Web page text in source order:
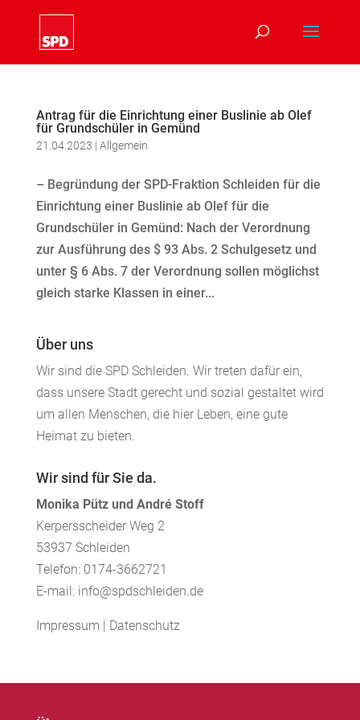
Antrag für die Einrichtung einer Buslinie ab Olef
für Grundschüler in Gemünd
21.04.2023 | Allgemein
– Begründung der SPD-Fraktion Schleiden für die
Einrichtung einer Buslinie ab Olef für die
Grundschüler in Gemünd: Nach der Verordnung
zur Ausführung des $ 93 Abs. 2 Schulgesetz und
unter § 6 Abs. 7 der Verordnung sollen möglichst
gleich starke Klassen in einer...
Über uns
Wir sind die SPD Schleiden. Wir treten dafür ein,
dass unsere Stadt gerecht und sozial gestaltet wird
um allen Menschen, die hier Leben, eine gute
Heimat zu bieten.
Wir sind für Sie da.
Monika Pütz und André Stoff
Kerpersscheider Weg 2
53937 Schleiden
Telefon: 0174-3662721
E-mail: info@spdschleiden.de
Impressum | Datenschutz